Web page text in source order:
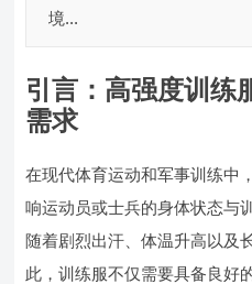
境...
引言：高强度训练
需求
在现代体育运动和军事训练中
响运动员或士兵的身体状态与
随着剧烈出汗、体温升高以及
此，训练服不仅需要具备良好